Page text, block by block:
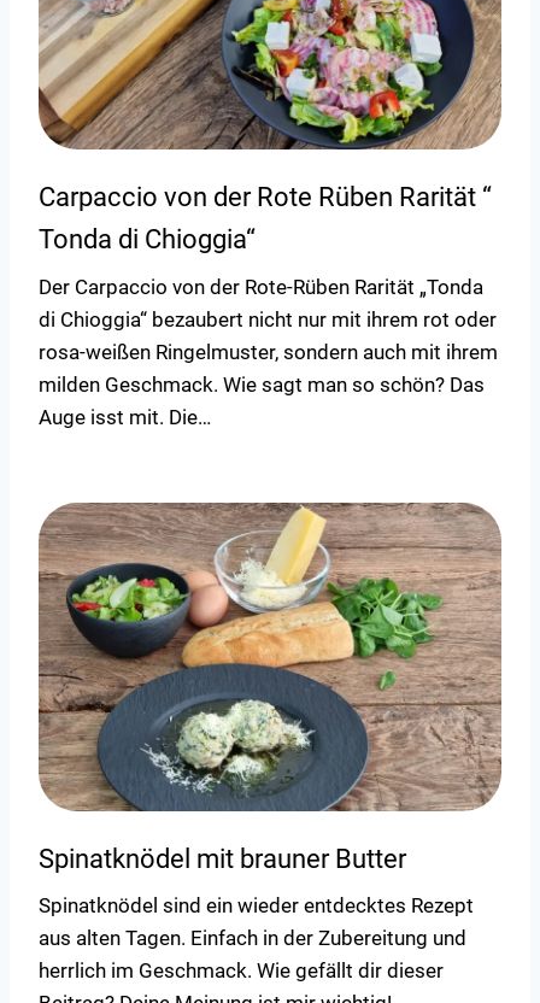
Carpaccio von der Rote Rüben Rarität “
Tonda di Chioggia“
Der Carpaccio von der Rote-Rüben Rarität „Tonda
di Chioggia“ bezaubert nicht nur mit ihrem rot oder
rosa-weißen Ringelmuster, sondern auch mit ihrem
milden Geschmack. Wie sagt man so schön? Das
Auge isst mit. Die…
Spinatknödel mit brauner Butter
Spinatknödel sind ein wieder entdecktes Rezept
aus alten Tagen. Einfach in der Zubereitung und
herrlich im Geschmack. Wie gefällt dir dieser